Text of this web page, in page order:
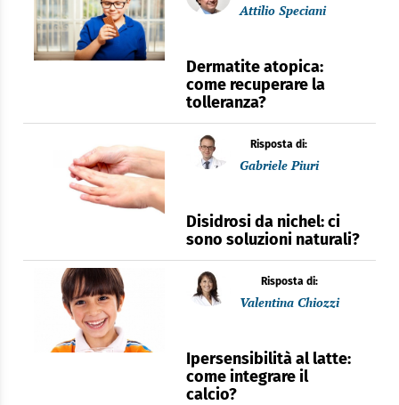
Attilio Speciani
Dermatite atopica:
come recuperare la
tolleranza?
Risposta di:
Gabriele Piuri
Disidrosi da nichel: ci
sono soluzioni naturali?
Risposta di:
Valentina Chiozzi
Ipersensibilità al latte:
come integrare il
calcio?